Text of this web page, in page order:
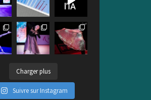
Charger plus
Suivre sur Instagram